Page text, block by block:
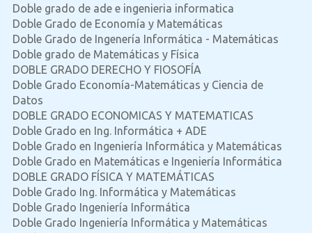
Doble grado de ade e ingenieria informatica
Doble Grado de Economía y Matemáticas
Doble Grado de Ingenería Informática - Matemáticas
Doble grado de Matemáticas y Física
DOBLE GRADO DERECHO Y FIOSOFÍA
Doble Grado Economía-Matemáticas y Ciencia de
Datos
DOBLE GRADO ECONOMICAS Y MATEMATICAS
Doble Grado en Ing. Informática + ADE
Doble Grado en Ingeniería Informática y Matemáticas
Doble Grado en Matemáticas e Ingeniería Informática
DOBLE GRADO FÍSICA Y MATEMÁTICAS
Doble Grado Ing. Informática y Matemáticas
Doble Grado Ingeniería Informática
Doble Grado Ingeniería Informática y Matemáticas